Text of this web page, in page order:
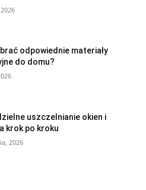
odpowiednie materiały
do domu?
uszczelnianie okien i
krok po kroku
2026